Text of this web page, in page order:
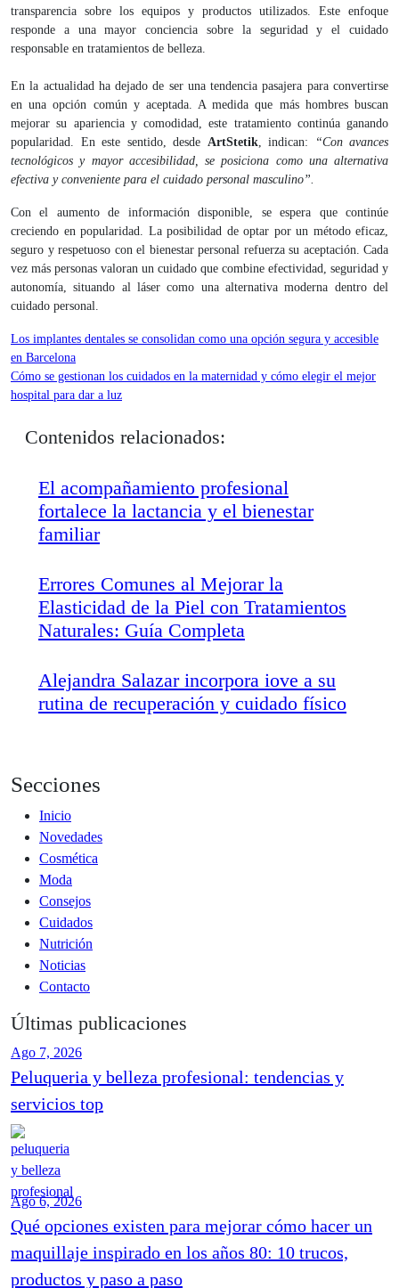
transparencia sobre los equipos y productos utilizados. Este enfoque
responde a una mayor conciencia sobre la seguridad y el cuidado
responsable en tratamientos de belleza.
En la actualidad ha dejado de ser una tendencia pasajera para convertirse
en una opción común y aceptada. A medida que más hombres buscan
mejorar su apariencia y comodidad, este tratamiento continúa ganando
popularidad. En este sentido, desde ArtStetik, indican:
“Con avances
tecnológicos y mayor accesibilidad, se posiciona como una alternativa
efectiva y conveniente para el cuidado personal masculino”.
Con el aumento de información disponible, se espera que continúe
creciendo en popularidad. La posibilidad de optar por un método eficaz,
seguro y respetuoso con el bienestar personal refuerza su aceptación. Cada
vez más personas valoran un cuidado que combine efectividad, seguridad y
autonomía, situando al láser como una alternativa moderna dentro del
cuidado personal.
Navegación
de
entradas
Los implantes dentales se consolidan como una opción segura y accesible
en Barcelona
Cómo se gestionan los cuidados en la maternidad y cómo elegir el mejor
hospital para dar a luz
Contenidos relacionados:
El acompañamiento profesional
fortalece la lactancia y el bienestar
familiar
Errores Comunes al Mejorar la
Elasticidad de la Piel con Tratamientos
Naturales: Guía Completa
Alejandra Salazar incorpora iove a su
rutina de recuperación y cuidado físico
Secciones
Inicio
Novedades
Cosmética
Moda
Consejos
Cuidados
Nutrición
Noticias
Contacto
Últimas publicaciones
Ago 7, 2026
Peluqueria y belleza profesional: tendencias y
servicios top
Ago 6, 2026
Qué opciones existen para mejorar cómo hacer un
maquillaje inspirado en los años 80: 10 trucos,
productos y paso a paso